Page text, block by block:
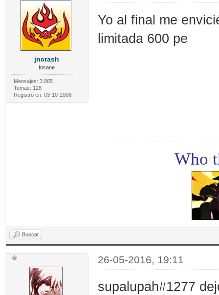
jncrash
Insane
Mensajes: 3.865
Temas: 128
Registro en: 03-10-2008
Yo al final me
limitada 600 pe
Who
Buscar
26-05-2016, 19:11
supalupah#1277